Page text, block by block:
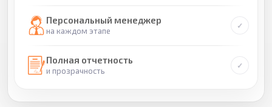
Персональный менеджер
на каждом этапе
Полная отчетность
и прозрачность